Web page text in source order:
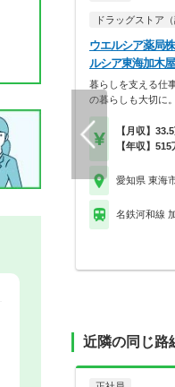
ドラッグストア（
ウエルシア薬局
ルシア東海加木
暮らしを支える仕
の暮らしも大切に
【月収】
【年収】
愛知県 東海
名鉄河和線
近隣の同じ路